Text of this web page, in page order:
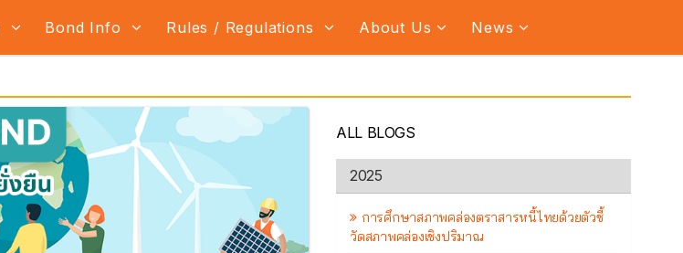
Bond Info Rules / Regulations About Us News
ALL BLOGS
2025
การศึกษาสภาพคล่องตราสารหนี้ไทยด้วยตัวชี้
วัดสภาพคล่องเชิงปริมาณ